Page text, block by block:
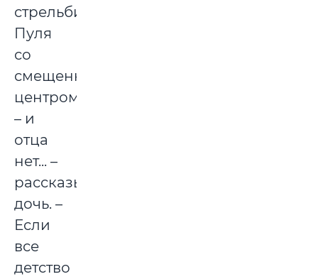
стрельбище.
Пуля
со
смещенным
центром
– и
отца
нет... –
рассказывает
дочь. –
Если
все
детство